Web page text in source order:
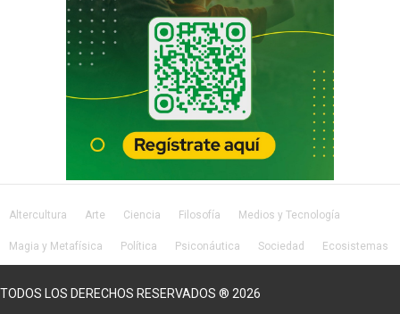
Altercultura Arte Ciencia Filosofía Medios y Tecnología
Magia y Metafísica Política Psiconáutica Sociedad Ecosistemas
TODOS LOS DERECHOS RESERVADOS ® 2026